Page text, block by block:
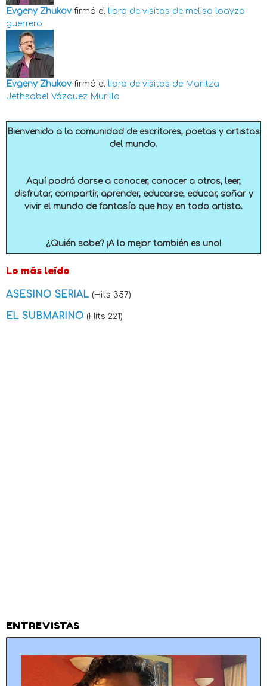
Evgeny Zhukov firmó el libro de visitas de melisa loayza
guerrero
Evgeny Zhukov firmó el libro de visitas de Maritza
Jethsabel Vázquez Murillo
Bienvenido a la comunidad de escritores, poetas y artistas
del mundo.
Aquí podrá darse a conocer, conocer a otros, leer,
disfrutar, compartir, aprender, educarse, educar, soñar y
vivir el mundo de fantasía que hay en todo artista.
¿Quién sabe? ¡A lo mejor también es uno!
Lo más leído
ASESINO SERIAL (Hits 357)
EL SUBMARINO (Hits 221)
ENTREVISTAS